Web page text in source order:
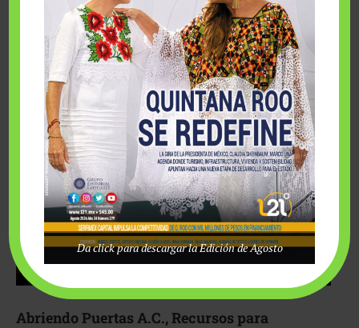
Fairmont Mayakoba y Make-A-Wish México unieron
esfuerzos para hacer realidad el deseo de una …
Abriendo Puertas A.C., Recursos para
Da click para descargar la Edición de Agosto